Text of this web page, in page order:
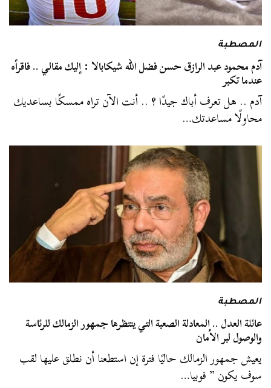
المصطبة
آدم محمود عبد الرازق حسن فضل الله شيكابالا : إليك مقالي .. فاقرأه
عندما تكبر
آدم .. هل تعرف أباك جيدًا ؟ .. أنت الآن تراه ممسكًا بساعديك
محاولًا مساعدتك…
المصطبة
عائلة العدل .. المعادلة الصعبة التي ينتظرها جمهور الزمالك للرئاسة
والوصول لبر الأمان
يعيش جمهور الزمالك حاليًا فترة إن استطعنا أن نطلق عليها لقب
سوف يكون ” فوبيا…